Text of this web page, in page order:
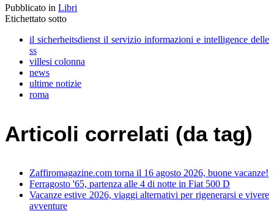
Pubblicato in Libri
Etichettato sotto
il sicherheitsdienst il servizio informazioni e intelligence delle
ss
villesi colonna
news
ultime notizie
roma
Articoli correlati (da tag)
Zaffiromagazine.com torna il 16 agosto 2026, buone vacanze!
Ferragosto '65, partenza alle 4 di notte in Fiat 500 D
Vacanze estive 2026, viaggi alternativi per rigenerarsi e vivere
avventure